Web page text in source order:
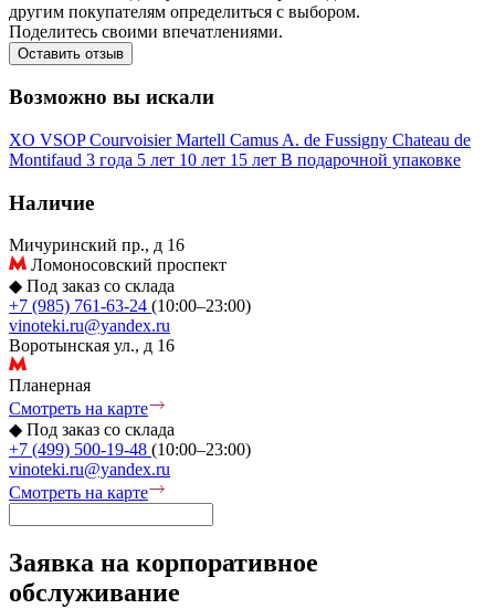
другим покупателям определиться с выбором.
Поделитесь своими впечатлениями.
Оставить отзыв
Возможно вы искали
XO VSOPCourvoisierMartell Camus A. de Fussigny Chateau de
Montifaud 3 года 5 лет 10 лет 15 лет В подарочной упаковке
Наличие
Мичуринский пр., д 16
Ломоносовский проспект
◆ Под заказ со склада
+7 (985) 761-63-24 (10:00–23:00)
vinoteki.ru@yandex.ru
Воротынская ул., д 16
Планерная
Смотреть на карте
◆ Под заказ со склада
+7 (499) 500-19-48 (10:00–23:00)
vinoteki.ru@yandex.ru
Смотреть на карте
Заявка на корпоративное
обслуживание